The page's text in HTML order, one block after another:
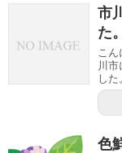
市
た。
こ
川
した
色